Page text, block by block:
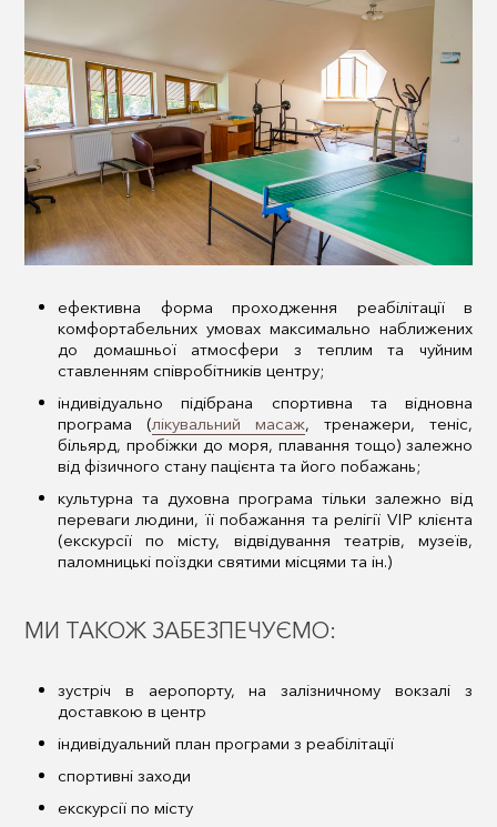
ефективна форма проходження реабілітації в
комфортабельних умовах максимально наближених
до домашньої атмосфери з теплим та чуйним
ставленням співробітників центру;
індивідуально підібрана спортивна та відновна
програма (лікувальний масаж, тренажери, теніс,
більярд, пробіжки до моря, плавання тощо) залежно
від фізичного стану пацієнта та його побажань;
культурна та духовна програма тільки залежно від
переваги людини, її побажання та релігії VIP клієнта
(екскурсії по місту, відвідування театрів, музеїв,
паломницькі поїздки святими місцями та ін.)
МИ ТАКОЖ ЗАБЕЗПЕЧУЄМО:
зустріч в аеропорту, на залізничному вокзалі з
доставкою в центр
індивідуальний план програми з реабілітації
спортивні заходи
екскурсії по місту